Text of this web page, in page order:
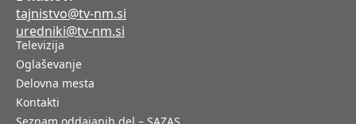
tajnistvo@tv-nm.si
uredniki@tv-nm.si
Televizija
Oglaševanje
Delovna mesta
Kontakti